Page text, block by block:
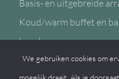
Basis- en uitgebreide
Koud/warm buffet en
Lunch
Sportzaal
We gebruiken cookies om